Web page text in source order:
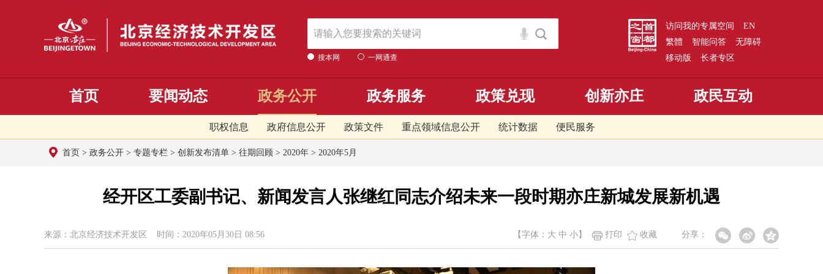
搜本网 一网通查
访问我的专属空间
EN
繁體
智能问答
无障碍
移动版
长者专区
首页 要闻动态 政务公开
职权信息 政府信息公开 政策文件 重点领域信息公开 统计数据 便民服务
政务服务 政策兑现 创新亦庄 政民互动
首页 > 政务公开 > 专题专栏 > 创新发布清单 > 往期回顾 > 2020年 > 2020年5月
经开区工委副书记、新闻发言人张继红同志介绍未来一段时期亦庄新城发展新机遇
来源：北京经济技术开发区 时间：2020年05月30日 08:56 分享：
【字体： 大 中 小 】 打印 收藏